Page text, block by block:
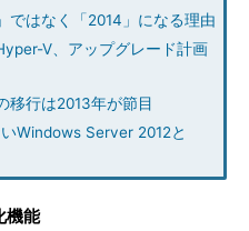
ではなく「2014」になる理由
V、アップグレード計画
移行は2013年が節目
Windows Server 2012と
機能